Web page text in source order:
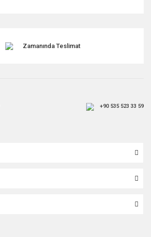
Zamanında Teslimat
+90 535 523 33 59